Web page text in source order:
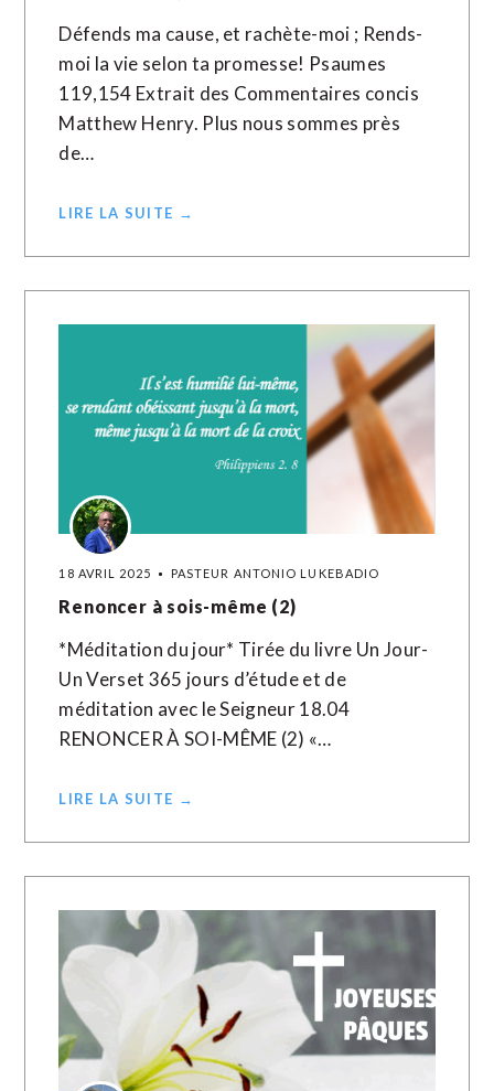
Défends ma cause, et rachète-moi ; Rends-
moi la vie selon ta promesse! Psaumes
119,154 Extrait des Commentaires concis
Matthew Henry. Plus nous sommes près
de…
LIRE LA SUITE →
18 AVRIL 2025 PASTEUR ANTONIO LUKEBADIO
Renoncer à sois-même (2)
*Méditation du jour* Tirée du livre Un Jour-
Un Verset 365 jours d’étude et de
méditation avec le Seigneur 18.04
RENONCER À SOI-MÊME (2) «…
LIRE LA SUITE →